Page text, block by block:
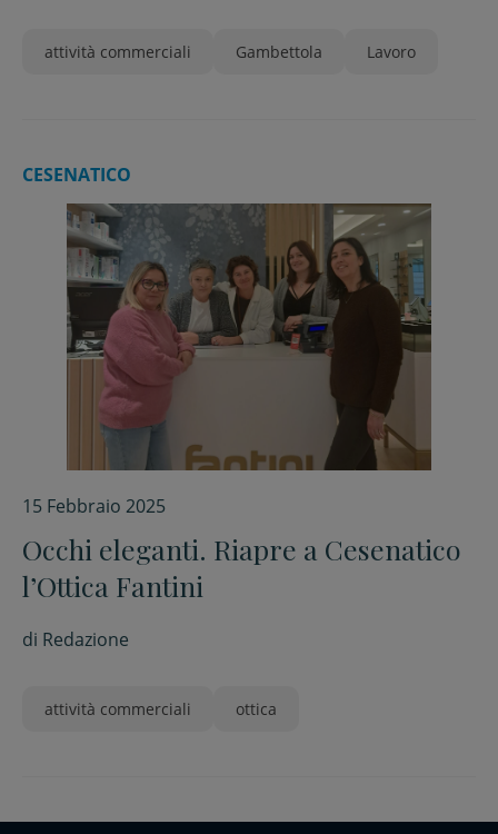
attività commerciali Gambettola Lavoro
CESENATICO
15 Febbraio 2025
Occhi eleganti. Riapre a Cesenatico
l’Ottica Fantini
di Redazione
attività commerciali ottica